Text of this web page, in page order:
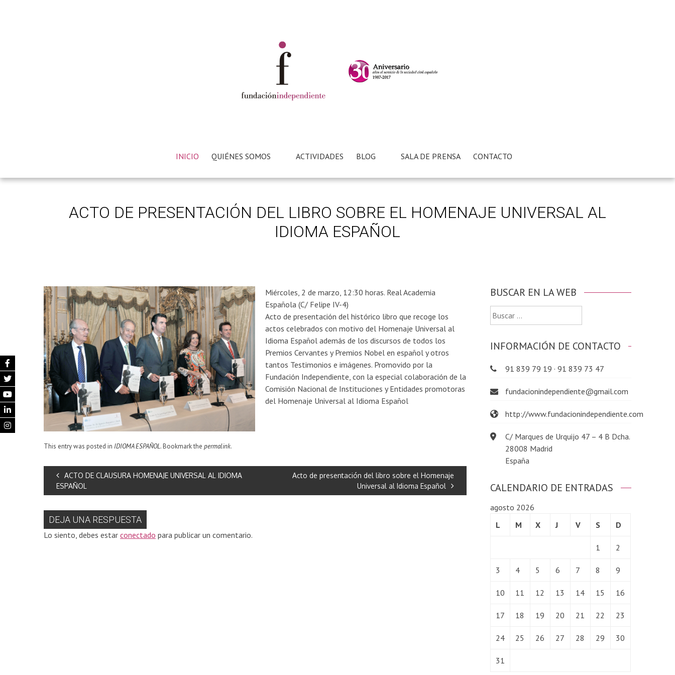
INICIO QUIÉNES SOMOS ACTIVIDADES BLOG SALA DE PRENSA CONTACTO
ACTO DE PRESENTACIÓN DEL LIBRO SOBRE EL HOMENAJE UNIVERSAL AL
IDIOMA ESPAÑOL
Miércoles, 2 de marzo, 12:30 horas. Real Academia
Española (C/ Felipe IV-4)
Acto de presentación del histórico libro que recoge los
actos celebrados con motivo del Homenaje Universal al
Idioma Español además de los discursos de todos los
Premios Cervantes y Premios Nobel en español y otros
tantos Testimonios e imágenes. Promovido por la
Fundación Independiente, con la especial colaboración de la
Comisión Nacional de Instituciones y Entidades promotoras
del Homenaje Universal al Idioma Español
This entry was posted in IDIOMA ESPAÑOL. Bookmark the permalink.
ACTO DE CLAUSURA HOMENAJE UNIVERSAL AL IDIOMA
ESPAÑOL
Acto de presentación del libro sobre el Homenaje
Universal al Idioma Español
DEJA UNA RESPUESTA
Lo siento, debes estar conectado para publicar un comentario.
BUSCAR EN LA WEB
Buscar:
INFORMACIÓN DE CONTACTO
91 839 79 19 · 91 839 73 47
fundacionindependiente@gmail.com
http://www.fundacionindependiente.com
C/ Marques de Urquijo 47 – 4 B Dcha.
28008 Madrid
España
CALENDARIO DE ENTRADAS
agosto 2026
L
M X J V S D
1 2
3 4 5 6 7 8 9
10 11 12 13 14 15 16
17 18 19 20 21 22 23
24 25 26 27 28 29 30
31